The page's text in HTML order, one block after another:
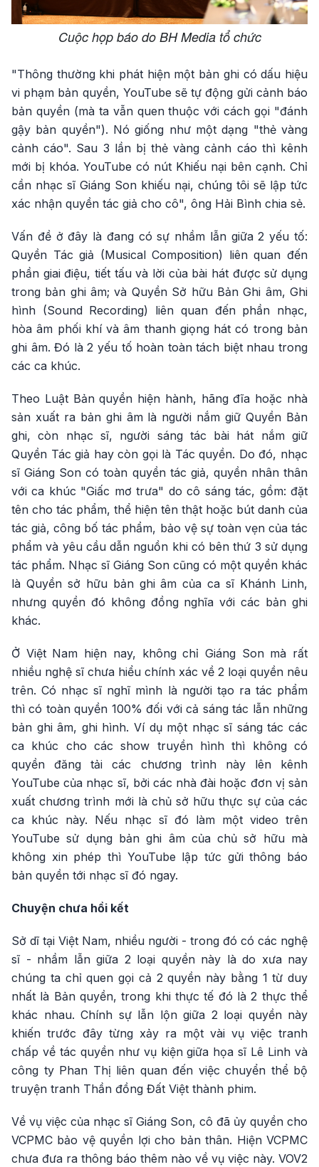
Cuộc họp báo do BH Media tổ chức
"Thông thường khi phát hiện một bản ghi có dấu hiệu
vi phạm bản quyền, YouTube sẽ tự động gửi cảnh báo
bản quyền (mà ta vẫn quen thuộc với cách gọi "đánh
gậy bản quyền"). Nó giống như một dạng "thẻ vàng
cảnh cáo". Sau 3 lần bị thẻ vàng cảnh cáo thì kênh
mới bị khóa. YouTube có nút Khiếu nại bên cạnh. Chỉ
cần nhạc sĩ Giáng Son khiếu nại, chúng tôi sẽ lập tức
xác nhận quyền tác giả cho cô", ông Hải Bình chia sẻ.
Vấn đề ở đây là đang có sự nhầm lẫn giữa 2 yếu tố:
Quyền Tác giả (Musical Composition) liên quan đến
phần giai điệu, tiết tấu và lời của bài hát được sử dụng
trong bản ghi âm; và Quyền Sở hữu Bản Ghi âm, Ghi
hình (Sound Recording) liên quan đến phần nhạc,
hòa âm phối khí và âm thanh giọng hát có trong bản
ghi âm. Đó là 2 yếu tố hoàn toàn tách biệt nhau trong
các ca khúc.
Theo Luật Bản quyền hiện hành, hãng đĩa hoặc nhà
sản xuất ra bản ghi âm là người nắm giữ Quyền Bản
ghi, còn nhạc sĩ, người sáng tác bài hát nắm giữ
Quyền Tác giả hay còn gọi là Tác quyền. Do đó, nhạc
sĩ Giáng Son có toàn quyền tác giả, quyền nhân thân
với ca khúc "Giấc mơ trưa" do cô sáng tác, gồm: đặt
tên cho tác phẩm, thể hiện tên thật hoặc bút danh của
tác giả, công bố tác phẩm, bảo vệ sự toàn vẹn của tác
phẩm và yêu cầu dẫn nguồn khi có bên thứ 3 sử dụng
tác phẩm. Nhạc sĩ Giáng Son cũng có một quyền khác
là Quyền sở hữu bản ghi âm của ca sĩ Khánh Linh,
nhưng quyền đó không đồng nghĩa với các bản ghi
khác.
Ở Việt Nam hiện nay, không chỉ Giáng Son mà rất
nhiều nghệ sĩ chưa hiểu chính xác về 2 loại quyền nêu
trên. Có nhạc sĩ nghĩ mình là người tạo ra tác phẩm
thì có toàn quyền 100% đối với cả sáng tác lẫn những
bản ghi âm, ghi hình. Ví dụ một nhạc sĩ sáng tác các
ca khúc cho các show truyền hình thì không có
quyền đăng tải các chương trình này lên kênh
YouTube của nhạc sĩ, bởi các nhà đài hoặc đơn vị sản
xuất chương trình mới là chủ sở hữu thực sự của các
ca khúc này. Nếu nhạc sĩ đó làm một video trên
YouTube sử dụng bản ghi âm của chủ sở hữu mà
không xin phép thì YouTube lập tức gửi thông báo
bản quyền tới nhạc sĩ đó ngay.
Chuyện chưa hồi kết
Sở dĩ tại Việt Nam, nhiều người - trong đó có các nghệ
sĩ - nhầm lẫn giữa 2 loại quyền này là do xưa nay
chúng ta chỉ quen gọi cả 2 quyền này bằng 1 từ duy
nhất là Bản quyền, trong khi thực tế đó là 2 thực thể
khác nhau. Chính sự lẫn lộn giữa 2 loại quyền này
khiến trước đây từng xảy ra một vài vụ việc tranh
chấp về tác quyền như vụ kiện giữa họa sĩ Lê Linh và
công ty Phan Thị liên quan đến việc chuyển thể bộ
truyện tranh Thần đồng Đất Việt thành phim.
Về vụ việc của nhạc sĩ Giáng Son, cô đã ủy quyền cho
VCPMC bảo vệ quyền lợi cho bản thân. Hiện VCPMC
chưa đưa ra thông báo thêm nào về vụ việc này. VOV2